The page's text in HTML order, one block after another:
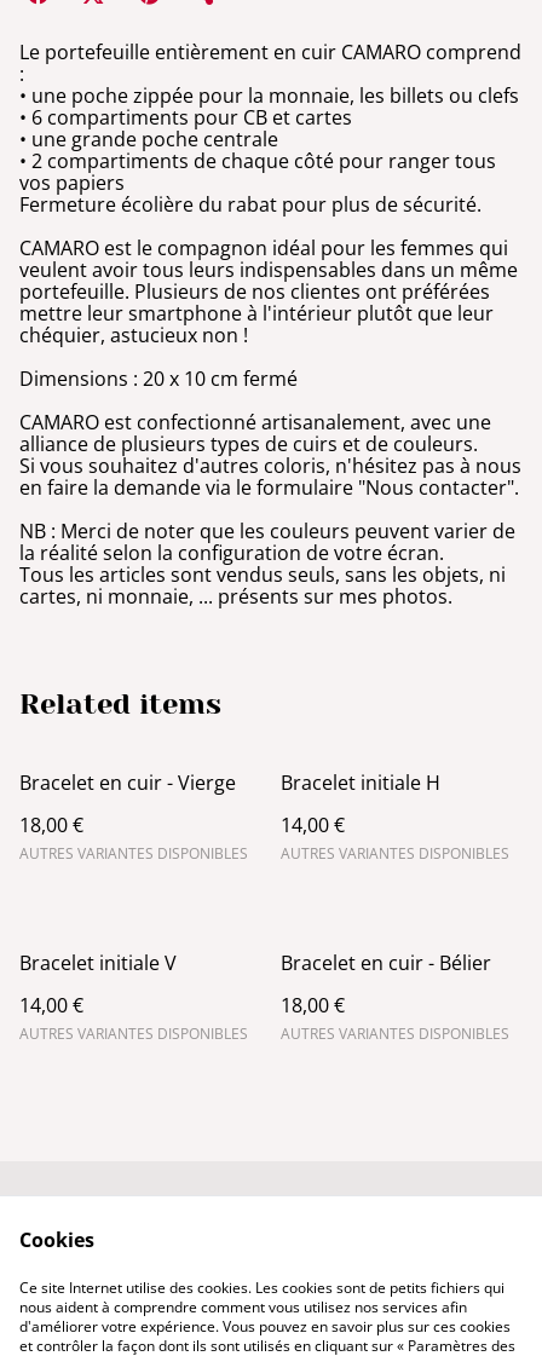
Le portefeuille entièrement en cuir CAMARO comprend
:
• une poche zippée pour la monnaie, les billets ou clefs
• 6 compartiments pour CB et cartes
• une grande poche centrale
• 2 compartiments de chaque côté pour ranger tous
vos papiers
Fermeture écolière du rabat pour plus de sécurité.
CAMARO est le compagnon idéal pour les femmes qui
veulent avoir tous leurs indispensables dans un même
portefeuille. Plusieurs de nos clientes ont préférées
mettre leur smartphone à l'intérieur plutôt que leur
chéquier, astucieux non !
Dimensions : 20 x 10 cm fermé
CAMARO est confectionné artisanalement, avec une
alliance de plusieurs types de cuirs et de couleurs.
Si vous souhaitez d'autres coloris, n'hésitez pas à nous
en faire la demande via le formulaire "Nous contacter".
NB : Merci de noter que les couleurs peuvent varier de
la réalité selon la configuration de votre écran.
Tous les articles sont vendus seuls, sans les objets, ni
cartes, ni monnaie, ... présents sur mes photos.
Related items
Bracelet en cuir - Vierge
18,00 €
AUTRES VARIANTES DISPONIBLES
Bracelet initiale H
14,00 €
AUTRES VARIANTES DISPONIBLES
Bracelet initiale V
14,00 €
AUTRES VARIANTES DISPONIBLES
Bracelet en cuir - Bélier
18,00 €
AUTRES VARIANTES DISPONIBLES
Conditions générales
Qui suis-je ?
Politique de cookies
Nous contacter
Cookies
Ce site Internet utilise des cookies. Les cookies sont de petits fichiers qui
nous aident à comprendre comment vous utilisez nos services afin
d'améliorer votre expérience. Vous pouvez en savoir plus sur ces cookies
et contrôler la façon dont ils sont utilisés en cliquant sur « Paramètres des